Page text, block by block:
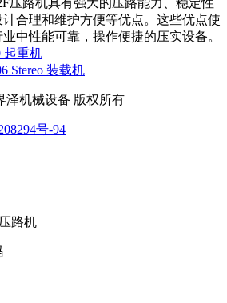
压路机具有强大的压路能力、稳定性
合理和维护方便等优点。这些优点使
中性能可靠，操作便捷的压实设备。
起重机
Stereo 装载机
泽机械设备 版权所有
号-94